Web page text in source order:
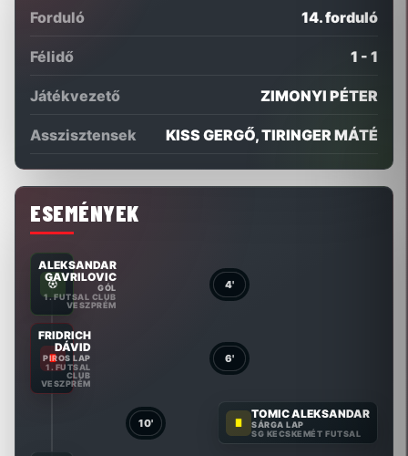
Forduló 14. forduló
Félidő 1 - 1
Játékvezető ZIMONYI PÉTER
Asszisztensek KISS GERGŐ, TIRINGER MÁTÉ
ESEMÉNYEK
4'
ALEKSANDAR
GAVRILOVIC
GÓL
1. FUTSAL CLUB
VESZPRÉM
6'
FRIDRICH
DÁVID
PIROS LAP
1. FUTSAL
CLUB
VESZPRÉM
10'
TOMIC ALEKSANDAR
SÁRGA LAP
SG KECSKEMÉT FUTSAL